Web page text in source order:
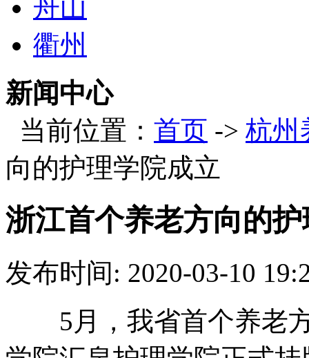
舟山
衢州
新闻中心
当前位置： 首页 -> 杭州
向的护理学院成立
浙江首个养老方向的
发布时间: 2020-03-10
5月，我省首个养老